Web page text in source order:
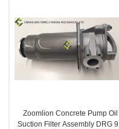
Zoomlion Concrete Pump Oil
Suction Filter Assembly DRG 90